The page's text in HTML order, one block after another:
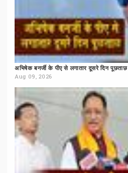
अभिषेक बनर्जी के पीए से लगातार दूसरे दिन पूछताछ
Aug 09, 2026